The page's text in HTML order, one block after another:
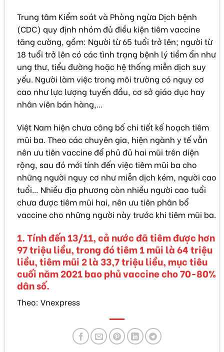
Trung tâm Kiểm soát và Phòng ngừa Dịch bệnh
(CDC) quy định nhóm đủ điều kiện tiêm vaccine
tăng cường, gồm: Người từ 65 tuổi trở lên; người từ
18 tuổi trở lên có các tình trạng bệnh lý tiềm ẩn như
ung thư, tiểu đường hoặc hệ thống miễn dịch suy
yếu. Người làm việc trong môi trường có nguy cơ
cao như lực lượng tuyến đầu, cơ sở giáo dục hay
nhân viên bán hàng,…
Việt Nam hiện chưa công bố chi tiết kế hoạch tiêm
mũi ba. Theo các chuyên gia, hiện ngành y tế vẫn
nên ưu tiên vaccine để phủ đủ hai mũi trên diện
rộng, sau đó mới tính đến việc tiêm mũi ba cho
những người nguy cơ như miễn dịch kém, người cao
tuổi… Nhiều địa phương còn nhiều người cao tuổi
chưa được tiêm mũi hai, nên ưu tiên phân bổ
vaccine cho những người này trước khi tiêm mũi ba.
Tính đến 13/11, cả nước đã tiêm được hơn
97 triệu liều, trong đó tiêm 1 mũi là 64 triệu
liều, tiêm mũi 2 là 33,7 triệu liều, mục tiêu
cuối năm 2021 bao phủ vaccine cho 70-80%
dân số.
Theo: Vnexpress